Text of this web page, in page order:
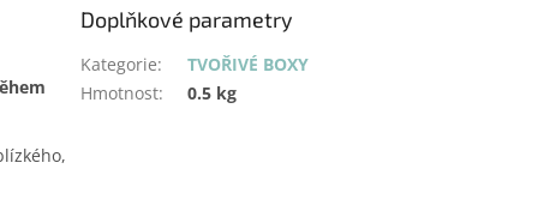
Doplňkové parametry
Kategorie:
TVOŘIVÉ BOXY
Hmotnost: 0.5 kg